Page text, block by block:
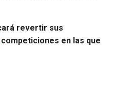
revertir sus
competiciones en las que